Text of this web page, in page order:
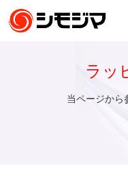
ラッ
当ページから